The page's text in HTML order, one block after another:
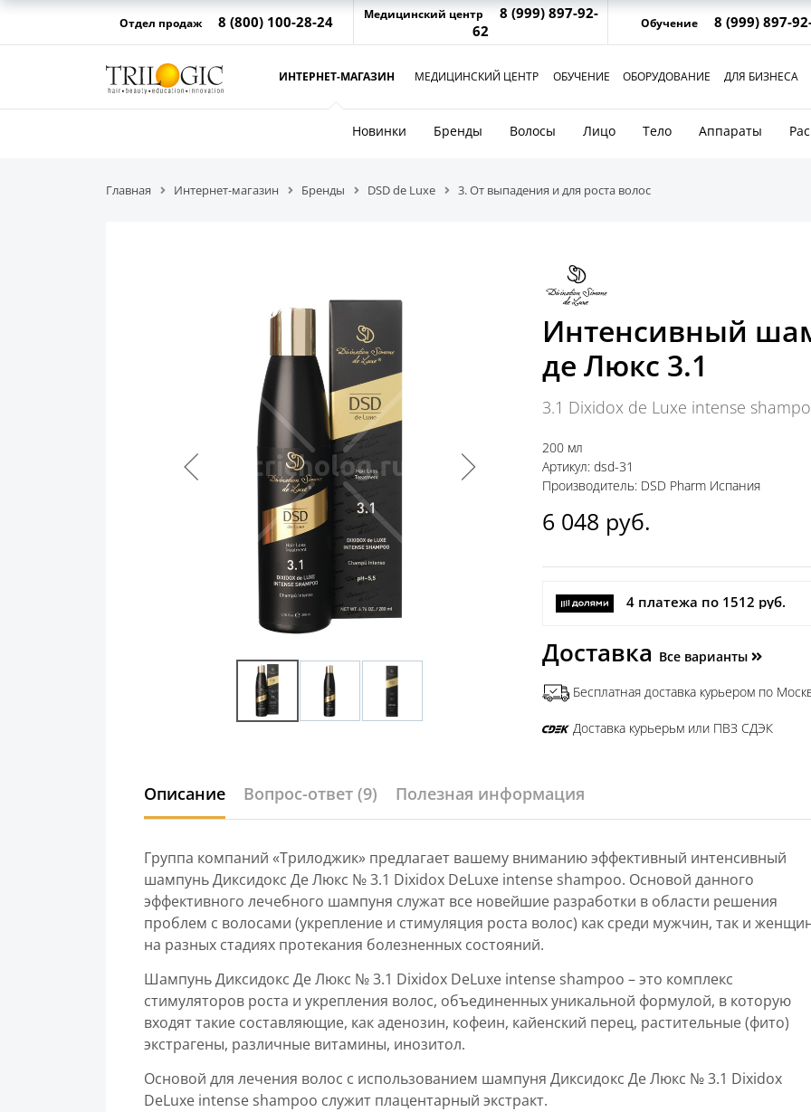
Отдел продаж 8 (800) 100-28-24 Медицинский центр
8 (999) 897-92-
62
Обучение 8 (999) 897-
ИНТЕРНЕТ-МАГАЗИН МЕДИЦИНСКИЙ ЦЕНТР ОБУЧЕНИЕ ОБОРУДОВАНИЕ ДЛЯ БИЗНЕСА
Новинки Бренды Волосы Лицо Тело Аппараты
Главная Интернет-магазин Бренды DSD de Luxe 3. От выпадения и для роста волос
Интенсивный
де Люкс 3.1
3.1 Dixidox de Luxe intense
200 мл
Артикул: dsd-31
Производитель: DSD Pharm Испания
6 048 руб.
4 платежа по 1512 руб.
Доставка Все варианты
Бесплатная доставка курьером по
Доставка курьерьм или ПВЗ СДЭК
Описание Вопрос-ответ (9) Полезная информация
Группа компаний «Трилоджик» предлагает вашему вниманию эффективный интенсивный
шампунь Диксидокс Де Люкс № 3.1 Dixidox DeLuxe intense shampoo. Основой данного
эффективного лечебного шампуня служат все новейшие разработки в области решения
проблем с волосами (укрепление и стимуляция роста волос) как среди мужчин, так и
на разных стадиях протекания болезненных состояний.
Шампунь Диксидокс Де Люкс № 3.1 Dixidox DeLuxe intense shampoo – это комплекс
стимуляторов роста и укрепления волос, объединенных уникальной формулой, в которую
входят такие составляющие, как аденозин, кофеин, кайенский перец, растительные (фито)
экстрагены, различные витамины, инозитол.
Основой для лечения волос с использованием шампуня Диксидокс Де Люкс № 3.1 Dixidox
DeLuxe intense shampoo служит плацентарный экстракт.